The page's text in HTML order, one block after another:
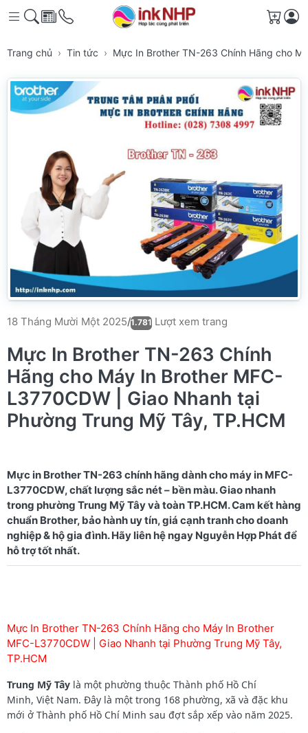
Giỏ
Trang chủ Tin tức Mực In Brother TN-263 Chính Hãng cho
18 Tháng Mười Một 2025/1.781 Lượt xem trang
Mực In Brother TN-263 Chính
Hãng cho Máy In Brother MFC-
L3770CDW | Giao Nhanh tại
Phường Trung Mỹ Tây, TP.HCM
Mực in Brother TN-263 chính hãng dành cho máy in MFC-
L3770CDW, chất lượng sắc nét – bền màu. Giao nhanh
trong phường Trung Mỹ Tây và toàn TP.HCM. Cam kết hàng
chuẩn Brother, bảo hành uy tín, giá cạnh tranh cho doanh
nghiệp & hộ gia đình. Hãy liên hệ ngay Nguyễn Hợp Phát để
Mực In Brother TN-263 Chính Hãng cho Máy In Brother
MFC-L3770CDW | Giao Nhanh tại Phường Trung Mỹ Tây,
TP.HCM
Trung Mỹ Tây là một phường thuộc Thành phố Hồ Chí
Minh, Việt Nam. Đây là một trong 168 phường, xã và đặc khu
mới ở Thành phố Hồ Chí Minh sau đợt sắp xếp vào năm 2025.